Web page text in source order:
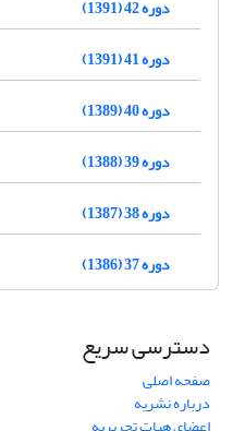
دوره 42 (1391)
دوره 41 (1391)
دوره 40 (1389)
دوره 39 (1388)
دوره 38 (1387)
دوره 37 (1386)
دسترسی سریع
صفحه اصلی
درباره نشریه